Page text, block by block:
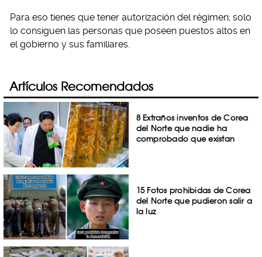
Para eso tienes que tener autorización del régimen; solo
lo consiguen las personas que poseen puestos altos en
el gobierno y sus familiares.
Artículos Recomendados
8 Extraños inventos de Corea
del Norte que nadie ha
comprobado que existan
15 Fotos prohibidas de Corea
del Norte que pudieron salir a
la luz